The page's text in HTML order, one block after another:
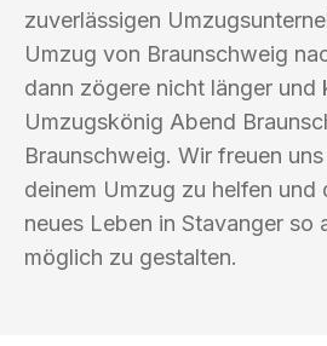
zuverlässigen
Umzug von Braunschweig
dann zögere nicht länger und
Umzugskönig Abend
Braunschweig. Wir freuen
deinem Umzug zu helfen und
neues Leben in Stavanger so
möglich zu gestalten.